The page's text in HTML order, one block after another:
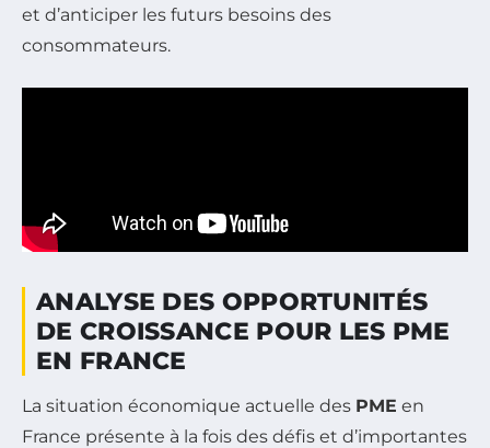
et d’anticiper les futurs besoins des
consommateurs.
ANALYSE DES OPPORTUNITÉS
DE CROISSANCE POUR LES PME
EN FRANCE
La situation économique actuelle des PME en
France présente à la fois des défis et d’importantes